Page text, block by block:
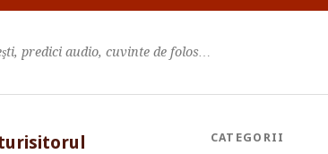
predici audio, cuvinte de folos…
CATEGORII